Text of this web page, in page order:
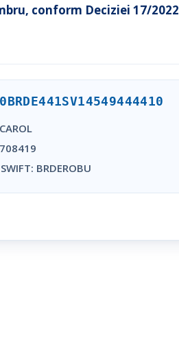
conform Deciziei 17/2022
BRDEROBU